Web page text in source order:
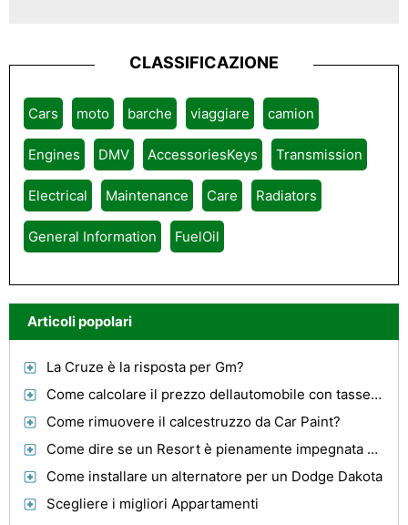
CLASSIFICAZIONE
Cars moto barche viaggiare camion
Engines DMV AccessoriesKeys Transmission
Electrical Maintenance Care Radiators
General Information FuelOil
Articoli popolari
La Cruze è la risposta per Gm?
Come calcolare il prezzo dellautomobile con tasse e licenze in California
Come rimuovere il calcestruzzo da Car Paint?
Come dire se un Resort è pienamente impegnata per l'ambiente
Come installare un alternatore per un Dodge Dakota
Scegliere i migliori Appartamenti